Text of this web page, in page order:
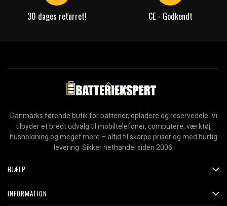
30 dages returret! CE - Godkendt
Danmarks førende butik for batterier, opladere og reservedele. Vi
tilbyder et bredt udvalg til mobiltelefoner, computere, værktøj,
husholdning og meget mere – altid til skarpe priser og med hurtig
levering. Sikker nethandel siden 2006.
HJÆLP
INFORMATION